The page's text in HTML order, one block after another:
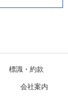
標識・約款
会社案内